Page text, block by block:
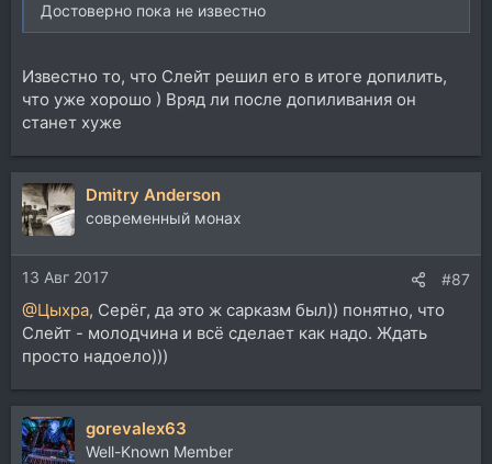
Достоверно пока не известно
Известно то, что Слейт решил его в итоге допилить,
что уже хорошо ) Вряд ли после допиливания он
станет хуже
Dmitry Anderson
современный монах
13 Авг 2017 #87
@Цыхра, Серёг, да это ж сарказм был)) понятно, что
Слейт - молодчина и всё сделает как надо. Ждать
просто надоело)))
gorevalex63
Well-Known Member